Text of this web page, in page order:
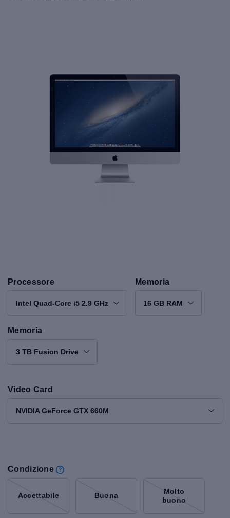
Processore
Intel Quad-Core i5 2.9 GHz
Memoria
16 GB RAM
Memoria
3 TB Fusion Drive
Video Card
NVIDIA GeForce GTX 660M
Condizione
Accettabile Buona
Molto
buono